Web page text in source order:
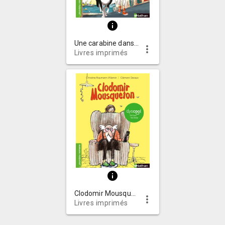
info
Livres imprimés
more_vert
info
Livres imprimés
more_vert